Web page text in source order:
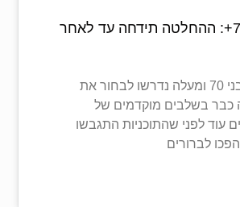
הקלה לבני 70+: ההחלטה תידחה עד לאחר
עד כה, דיירים בני 70 ומעלה נדרשו לבחור את
כבר בשלבים מוקדמים של
עוד לפני שהתוכניות התגבשו
לברורים